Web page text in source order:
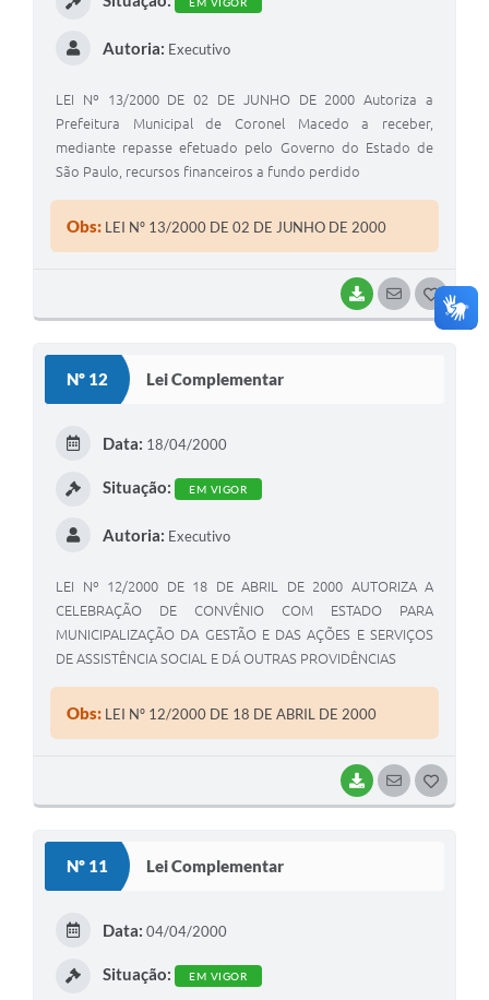
BAIXARSEGUIRG
O
Autoria: Executivo
LEI Nº 13/2000 DE 02 DE JUNHO DE 2000 Autoriza a
Prefeitura Municipal de Coronel Macedo a receber,
mediante repasse efetuado pelo Governo do Estado de
São Paulo, recursos financeiros a fundo perdido
Obs: LEI Nº 13/2000 DE 02 DE JUNHO DE 2000
Nº 12 Lei Complementar
BAIXARSEGUIR
Data: 18/04/2000
Situação: EM VIGOR
Autoria: Executivo
LEI Nº 12/2000 DE 18 DE ABRIL DE 2000 AUTORIZA A
CELEBRAÇÃO DE CONVÊNIO COM ESTADO PARA
MUNICIPALIZAÇÃO DA GESTÃO E DAS AÇÕES E SERVIÇOS
DE ASSISTÊNCIA SOCIAL E DÁ OUTRAS PROVIDÊNCIAS
Obs: LEI Nº 12/2000 DE 18 DE ABRIL DE 2000
Nº 11 Lei Complementar
Data: 04/04/2000
Situação: EM VIGOR